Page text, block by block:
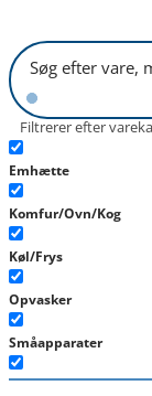
Filtrerer efter
Emhætte
Komfur/Ovn/Kog
Køl/Frys
Opvasker
Småapparater
Støvsuger